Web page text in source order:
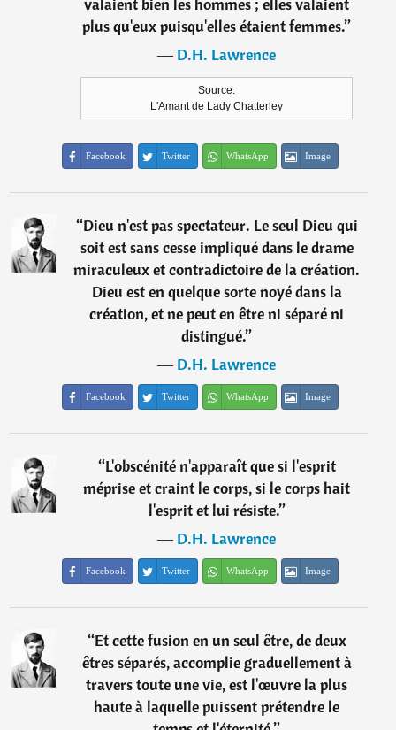
plus qu'eux puisqu'elles étaient femmes.”
―D.H. Lawrence
Source:
L'Amant de Lady Chatterley
Facebook Twitter WhatsApp Image
“Dieu n'est pas spectateur. Le seul Dieu qui
soit est sans cesse impliqué dans le drame
miraculeux et contradictoire de la création.
Dieu est en quelque sorte noyé dans la
création, et ne peut en être ni séparé ni
distingué.”
―D.H. Lawrence
Facebook Twitter WhatsApp Image
“L'obscénité n'apparaît que si l'esprit
méprise et craint le corps, si le corps hait
l'esprit et lui résiste.”
―D.H. Lawrence
Facebook Twitter WhatsApp Image
“Et cette fusion en un seul être, de deux
êtres séparés, accomplie graduellement à
travers toute une vie, est l'œuvre la plus
haute à laquelle puissent prétendre le